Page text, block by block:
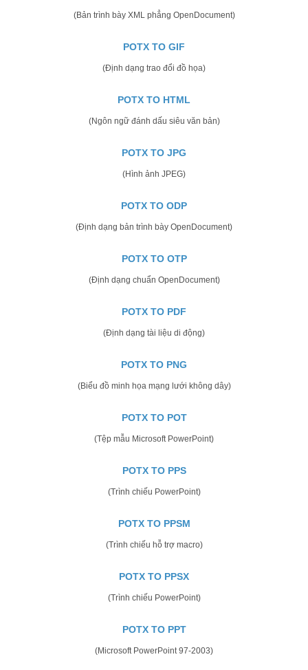
(Bản trình bày XML phẳng OpenDocument)
POTX TO GIF
(Định dạng trao đổi đồ họa)
POTX TO HTML
(Ngôn ngữ đánh dấu siêu văn bản)
POTX TO JPG
(Hình ảnh JPEG)
POTX TO ODP
(Định dạng bản trình bày OpenDocument)
POTX TO OTP
(Định dạng chuẩn OpenDocument)
POTX TO PDF
(Định dạng tài liệu di động)
POTX TO PNG
(Biểu đồ minh họa mạng lưới không dây)
POTX TO POT
(Tệp mẫu Microsoft PowerPoint)
POTX TO PPS
(Trình chiếu PowerPoint)
POTX TO PPSM
(Trình chiếu hỗ trợ macro)
POTX TO PPSX
(Trình chiếu PowerPoint)
POTX TO PPT
(Microsoft PowerPoint 97-2003)